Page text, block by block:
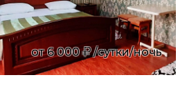
от 6 000 /сутки/ночь